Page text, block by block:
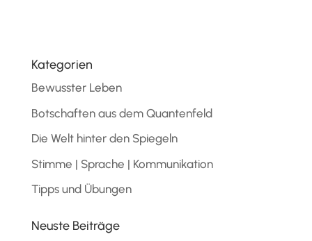
Kategorien
Bewusster Leben
Botschaften aus dem Quantenfeld
Die Welt hinter den Spiegeln
Stimme | Sprache | Kommunikation
Tipps und Übungen
Neuste Beiträge